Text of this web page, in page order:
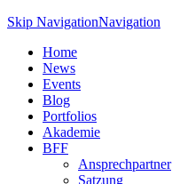
Skip NavigationNavigation
Home
News
Events
Blog
Portfolios
Akademie
BFF
Ansprechpartner
Satzung